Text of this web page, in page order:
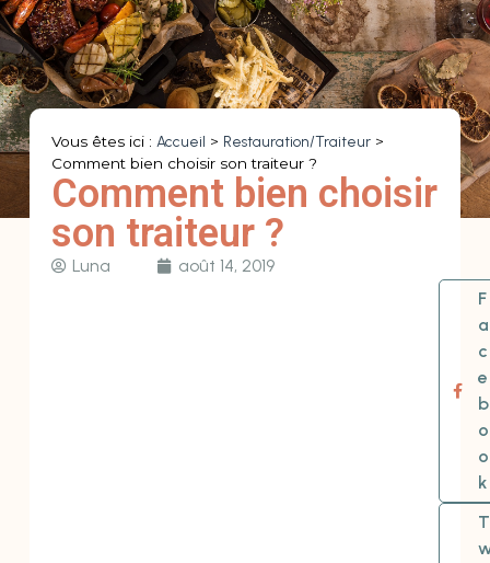
Vous êtes ici : Accueil > Restauration/Traiteur>
Comment bien choisir son traiteur ?
Comment bien choisir
son traiteur ?
Luna août 14, 2019
F
a
c
e
b
o
o
k
T